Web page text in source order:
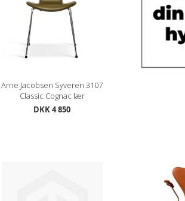
Arne Jacobsen Syveren 3107
Classic Cognac lær
DKK 4 850